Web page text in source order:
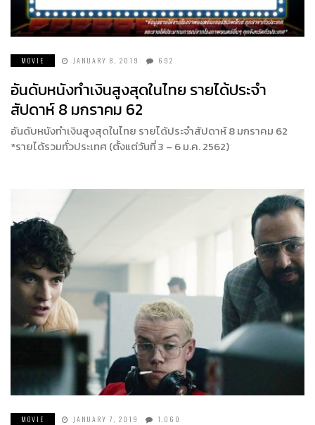
MOVIE JANUARY 8, 2019 692
อันดับหนังทำเงินสูงสุดในไทย รายได้ประจำ
สัปดาห์ 8 มกราคม 62
อันดับหนังทำเงินสูงสุดในไทย รายได้ประจำสัปดาห์ 8 มกราคม 62
*รายได้รวมทั่วประเทศ (ตั้งแต่วันที่ 3 – 6 ม.ค. 2562)
MOVIE JANUARY 7, 2019 1,060